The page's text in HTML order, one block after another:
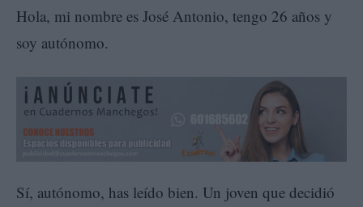
Hola, mi nombre es José Antonio, tengo 26 años y
soy autónomo.
Sí, autónomo, has leído bien. Un joven que decidió